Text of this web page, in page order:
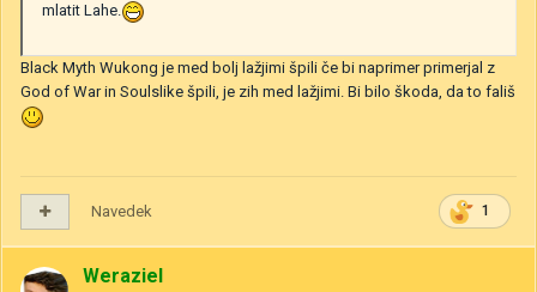
mlatit Lahe.
Black Myth Wukong je med bolj lažjimi špili če bi naprimer primerjal z
God of War in Soulslike špili, je zih med lažjimi. Bi bilo škoda, da to fališ
1
Navedek
Weraziel